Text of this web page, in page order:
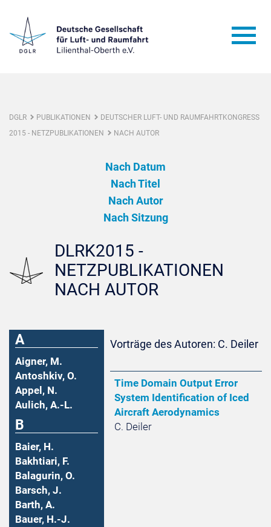
DGLR PUBLIKATIONEN
DEUTSCHER LUFT- UND RAUMFAHRTKONGRESS
2015 - NETZPUBLIKATIONEN
NACH AUTOR
Nach Datum
Nach Titel
Nach Autor
Nach Sitzung
DLRK2015 -
NETZPUBLIKATIONEN
NACH AUTOR
A
Aigner, M.
Antoshkiv, O.
Appel, N.
Aulich, A.-L.
B
Baier, H.
Bakhtiari, F.
Balagurin, O.
Barsch, J.
Barth, A.
Bauer, H.-J.
Vorträge des Autoren: C. Deiler
Time Domain Output Error
System Identification of Iced
Aircraft Aerodynamics
C. Deiler